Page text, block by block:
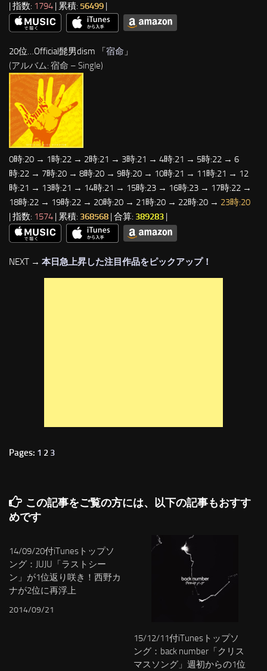
| 指数: 1794 | 累積: 56499 |
20位…Official髭男dism 「 宿命 」
(アルバム: 宿命 – Single)
0時:20 → 1時:22 → 2時:21 → 3時:21 → 4時:21 → 5時:22 → 6
時:22 → 7時:20 → 8時:20 → 9時:20 → 10時:21 → 11時:21 → 12
時:21 → 13時:21 → 14時:21 → 15時:23 → 16時:23 → 17時:22 →
18時:22 → 19時:22 → 20時:20 → 21時:20 → 22時:20 → 23時:20
| 指数: 1574 | 累積: 368568 | 合算: 389283 |
NEXT → 本日急上昇した注目作品をピックアップ！
Pages: 1 2 3
この記事をご覧の方には、以下の記事もおすす
めです
14/09/20付iTunesトップソ
ング：JUJU「ラストシー
ン」が1位返り咲き！西野カ
ナが2位に再浮上
2014/09/21
15/12/11付iTunesトップソ
ング：back number「クリス
マスソング」週初からの1位